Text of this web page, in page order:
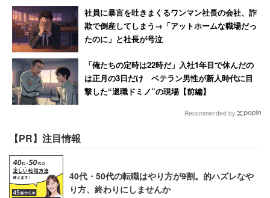
社員に暴言を吐きまくるワンマン社長の会社、詐
欺で倒産してしまう→「アットホームな職場だっ
たのに」と社長が号泣
「俺たちの定時は22時だ」入社1年目で休んだの
は正月の3日だけ ベテラン男性が新人時代に目
撃した“退職ドミノ”の現場【前編】
Recommended by
【PR】注目情報
40代・50代の転職はやり方が9割。的ハズレなや
り方、終わりにしませんか